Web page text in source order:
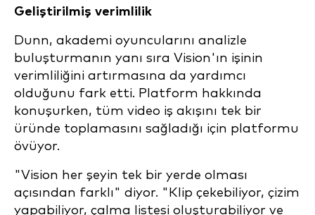
Geliştirilmiş verimlilik
Dunn, akademi oyuncularını analizle
buluşturmanın yanı sıra Vision'ın işinin
verimliliğini artırmasına da yardımcı
olduğunu fark etti. Platform hakkında
konuşurken, tüm video iş akışını tek bir
üründe toplamasını sağladığı için platformu
övüyor.
"Vision her şeyin tek bir yerde olması
açısından farklı" diyor. "Klip çekebiliyor, çizim
yapabiliyor, çalma listesi oluşturabiliyor ve